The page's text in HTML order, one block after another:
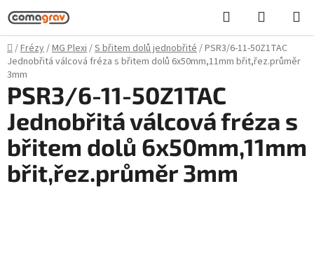
Přejít
na
obsah
Hledat
KOŠÍK
Domů
/Frézy/MG Plexi/S břitem dolů jednobřité/PSR3/6-11-50Z1TAC
Jednobřitá válcová fréza s břitem dolů 6x50mm,11mm břit,řez.průměr
3mm
PSR3/6-11-50Z1TAC
Jednobřitá válcová fréza s
břitem dolů 6x50mm,11mm
břit,řez.průměr 3mm